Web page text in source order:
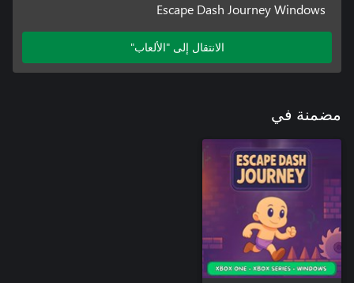
Escape Dash Journey Windows
الانتقال إلى "الألعاب"
مضمنة في